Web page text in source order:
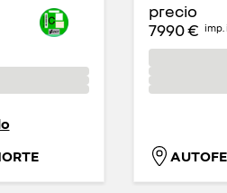
precio
7990 € imp.